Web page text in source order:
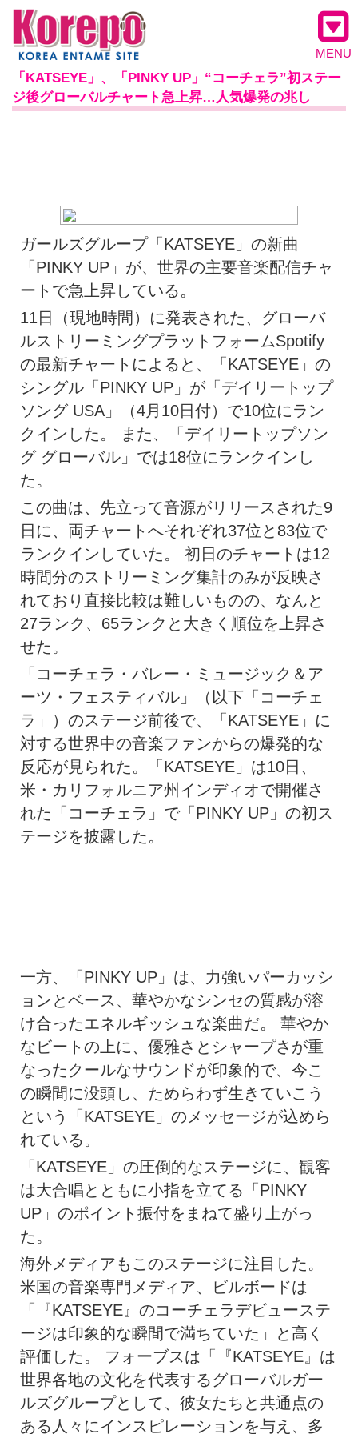
MENU
「KATSEYE」、「PINKY UP」“コーチェラ”初ステー
ジ後グローバルチャート急上昇…人気爆発の兆し
ガールズグループ「KATSEYE」の新曲
「PINKY UP」が、世界の主要音楽配信チャ
ートで急上昇している。
11日（現地時間）に発表された、グローバ
ルストリーミングプラットフォームSpotify
の最新チャートによると、「KATSEYE」の
シングル「PINKY UP」が「デイリートップ
ソング USA」（4月10日付）で10位にラン
クインした。 また、「デイリートップソン
グ グローバル」では18位にランクインし
た。
この曲は、先立って音源がリリースされた9
日に、両チャートへそれぞれ37位と83位で
ランクインしていた。 初日のチャートは12
時間分のストリーミング集計のみが反映さ
れており直接比較は難しいものの、なんと
27ランク、65ランクと大きく順位を上昇さ
せた。
「コーチェラ・バレー・ミュージック＆ア
ーツ・フェスティバル」（以下「コーチェ
ラ」）のステージ前後で、「KATSEYE」に
対する世界中の音楽ファンからの爆発的な
反応が見られた。「KATSEYE」は10日、
米・カリフォルニア州インディオで開催さ
れた「コーチェラ」で「PINKY UP」の初ス
テージを披露した。
一方、「PINKY UP」は、力強いパーカッシ
ョンとベース、華やかなシンセの質感が溶
け合ったエネルギッシュな楽曲だ。 華やか
なビートの上に、優雅さとシャープさが重
なったクールなサウンドが印象的で、今こ
の瞬間に没頭し、ためらわず生きていこう
という「KATSEYE」のメッセージが込めら
れている。
「KATSEYE」の圧倒的なステージに、観客
は大合唱とともに小指を立てる「PINKY
UP」のポイント振付をまねて盛り上がっ
た。
海外メディアもこのステージに注目した。
米国の音楽専門メディア、ビルボードは
「『KATSEYE』のコーチェラデビューステ
ージは印象的な瞬間で満ちていた」と高く
評価した。 フォーブスは「『KATSEYE』は
世界各地の文化を代表するグローバルガー
ルズグループとして、彼女たちと共通点の
ある人々にインスピレーションを与え、多